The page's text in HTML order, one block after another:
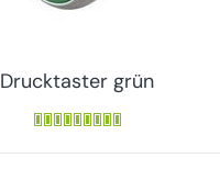
Drucktaster grün